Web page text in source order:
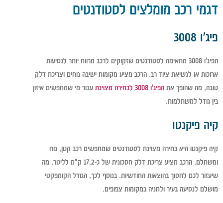
דגמי רכב מומלצים לסטודנטים
פיג'ו 3008
הפיג'ו 3008 מתאימה לסטודנטים שזקוקים לרכב מרווח יותר לנסיעות
ארוכות או לנשיאת ציוד רב. הרכב מציע מקומות ישיבה נוחים וצריכת דלק
טובה, מה שהופך את הפיג'ו 3008 לבחירה מצוינת
עבור מי שמחפשים איזון
בין גודל למשתלמות.
קיה פיקנטו
קיה פיקנטו היא בחירה מצוינת לסטודנטים שמחפשים רכב קטן, נוח
ומשתלם. הרכב מציע צריכת דלק חסכונית של כ-17.2 ק"מ לליטר, מה
שיעזור לכם לחסוך בהוצאות החודשיות. בנוסף לכך, הגודל הקומפקטי
מושלם לנסיעה בעיר ולחניה במקומות צפופים.